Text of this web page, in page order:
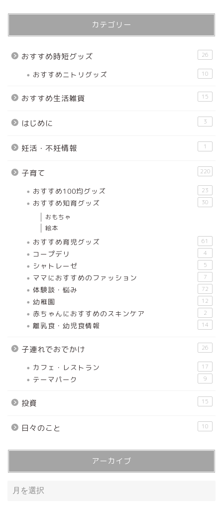
カテゴリー
おすすめ時短グッズ 26
おすすめニトリグッズ 10
おすすめ生活雑貨 15
はじめに 3
妊活・不妊情報 1
子育て 220
おすすめ100均グッズ 23
おすすめ知育グッズ 30
おもちゃ
絵本
おすすめ育児グッズ 61
コープデリ 4
シャトレーゼ 5
ママにおすすめのファッション 7
体験談・悩み 72
幼稚園 12
赤ちゃんにおすすめのスキンケア 2
離乳食・幼児食情報 14
子連れでおでかけ 26
カフェ・レストラン 17
テーマパーク 9
投資 15
日々のこと 10
アーカイブ